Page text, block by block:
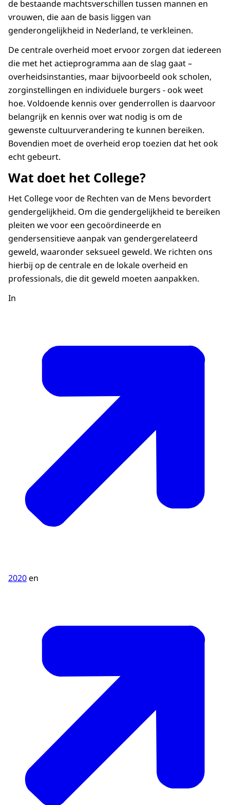
de bestaande machtsverschillen tussen mannen en
vrouwen, die aan de basis liggen van
genderongelijkheid in Nederland, te verkleinen.
De centrale overheid moet ervoor zorgen dat iedereen
die met het actieprogramma aan de slag gaat –
overheidsinstanties, maar bijvoorbeeld ook scholen,
zorginstellingen en individuele burgers - ook weet
hoe. Voldoende kennis over genderrollen is daarvoor
belangrijk en kennis over wat nodig is om de
gewenste cultuurverandering te kunnen bereiken.
Bovendien moet de overheid erop toezien dat het ook
echt gebeurt.
Wat doet het College?
Het College voor de Rechten van de Mens bevordert
gendergelijkheid. Om die gendergelijkheid te bereiken
pleiten we voor een gecoördineerde en
gendersensitieve aanpak van gendergerelateerd
geweld, waaronder seksueel geweld. We richten ons
hierbij op de centrale en de lokale overheid en
professionals, die dit geweld moeten aanpakken.
In
2020en